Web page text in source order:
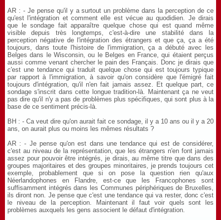
AR : - Je pense qu'il y a surtout un problème dans la perception de ce
qu'est l'intégration et comment elle est vécue au quodidien. Je dirais
que le sondage fait apparaître quelque chose qui est quand même
visible depuis très longtemps, c'est-à-dire une stabilité dans la
perception négative de l'intégration des étrangers et que ça, ça a été
toujours, dans toute l'histoire de l'immigration, ça a débuté avec les
Belges dans le Wisconsin, ou le Belges en France, qui étaient perçus
aussi comme venant chercher le pain des Français. Donc je dirais que
c'est une tendance qui traduit quelque chose qui est toujours typique
par rapport à l'immigration, à savoir qu'on considère que l'émigré fait
toujours d'intégration, qu'il n'en fait jamais assez. Et quelque part, ce
sondage s'inscrit dans cette longue tradition-là. Maintenant ça ne veut
pas dire qu'il n'y a pas de problèmes plus spécifiques, qui sont plus à la
base de ce sentiment précis-là.
BH : - Ca veut dire qu'on aurait fait ce sondage, il y a 10 ans ou il y a 20
ans, on aurait plus ou moins les mêmes résultats ?
AR : - Je pense qu'on est dans une tendance qui est de considérer,
c'est au niveau de la représentation, que les étrangers n'en font jamais
assez pour pouvoir être intégrés, je dirais, au même titre que dans des
groupes majoritaires et des groupes minoritaires, je prends toujours cet
exemple, probablement que si on pose la question rien qu'aux
Néerlandophones en Flandre, est-ce que les Francophones sont
suffisamment intégrés dans les Communes périphériques de Bruxelles,
ils diront non. Je pense que c'est une tendance qui va rester, donc c'est
le niveau de la perception. Maintenant il faut voir quels sont les
problèmes auxquels les gens associent le défaut d'intégration.